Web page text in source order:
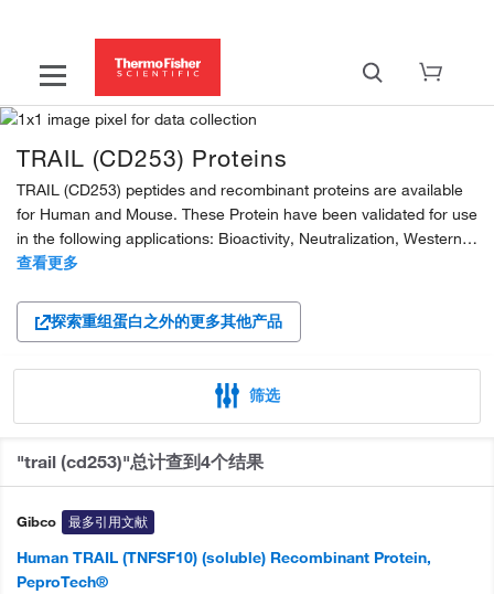
TRAIL (CD253) Proteins
TRAIL (CD253) peptides and recombinant proteins are available
for Human and Mouse. These Protein have been validated for use
in the following applications: Bioactivity, Neutralization, Western
blot control and ELISA standard. These proteins are expressed in
查看更多
探索重组蛋白之外的更多其他产品
筛选
"trail (cd253)"总计查到4个结果
Gibco 最多引用文献
Human TRAIL (TNFSF10) (soluble) Recombinant Protein,
PeproTech®